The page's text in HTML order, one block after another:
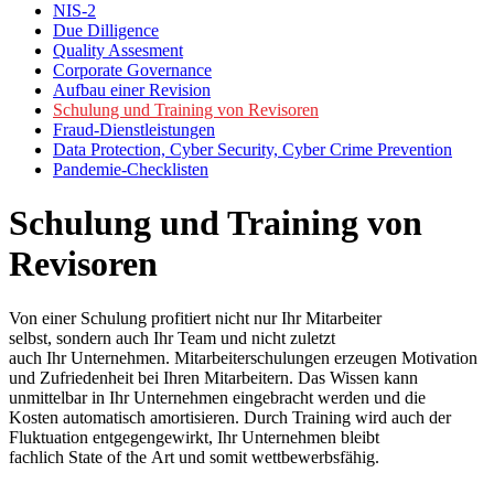
NIS-2
Due Dilligence
Quality Assesment
Corporate Governance
Aufbau einer Revision
Schulung und Training von Revisoren
Fraud-Dienstleistungen
Data Protection, Cyber Security, Cyber Crime Prevention
Pandemie-Checklisten
Schulung und Training von
Revisoren
Von einer Schulung profitiert nicht nurIhr Mitarbeiter
selbst, sondern auch IhrTeam und nicht zuletzt
auch IhrUnternehmen. Mitarbeiterschulungen erzeugen Motivation
und Zufriedenheit bei Ihren Mitarbeitern. Das Wissen kann
unmittelbar in IhrUnternehmen eingebracht werden und die
Kosten automatisch amortisieren. Durch Training wird auch der
Fluktuation entgegengewirkt, Ihr Unternehmen bleibt
fachlich State of the Art und somit wettbewerbsfähig.